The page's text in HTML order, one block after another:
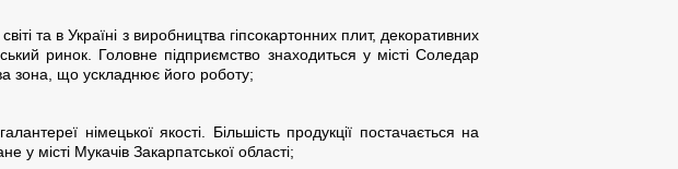
та в Україні з виробництва гіпсокартонних плит, декоративних
ринок. Головне підприємство знаходиться у місті Соледар
зона, що ускладнює його роботу;
німецької якості. Більшість продукції постачається на
у місті Мукачів Закарпатської області;